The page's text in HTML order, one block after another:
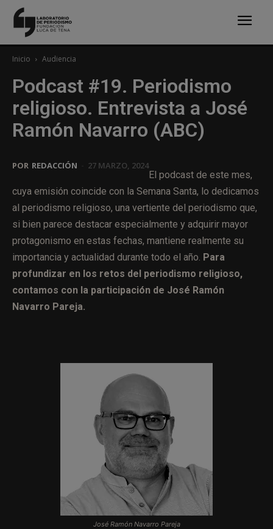
Inicio Audiencia
Podcast #19. Periodismo
religioso. Entrevista a José
Ramón Navarro (ABC)
POR REDACCIÓN 27 MARZO, 2024
El podcast de este mes,
cuya emisión coincide con la Semana Santa, lo dedicamos
al periodismo religioso, una vertiente del periodismo que,
si bien parece destacar especialmente y adquirir mayor
protagonismo en estas fechas, mantiene realmente su
importancia y actualidad durante todo el año. Para
profundizar en los retos del periodismo religioso,
contamos con la participación de José Ramón
Navarro Pareja.
José Ramón Navarro Pareja